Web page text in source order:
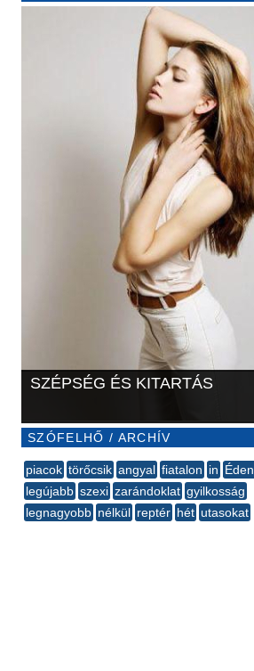
SZÉPSÉG ÉS KITARTÁS
SZÓFELHŐ / ARCHÍV
piacok törőcsik angyal fiatalon in Éden
legújabb szexi zarándoklat gyilkosság
legnagyobb nélkül reptér hét utasokat